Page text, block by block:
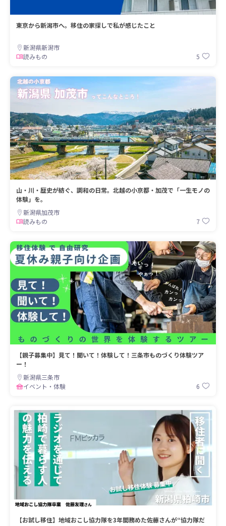
東京から新潟市へ。移住の家探しで私が感じたこと
新潟県新潟市
読みもの
5
山・川・歴史が紡ぐ、調和の日常。北越の小京都・加茂で「一生モノの
体験」を。
新潟県加茂市
読みもの
7
【親子募集中】見て！聞いて！体験して！三条市ものづくり体験ツア
ー！
新潟県三条市
イベント・体験
6
【お試し移住】地域おこし協力隊を3年間務めた佐藤さんが“協力隊だ